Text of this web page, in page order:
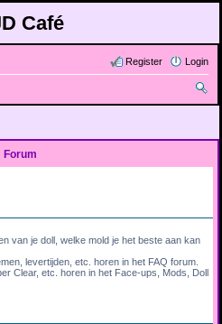
Café
Login
Register
Forum
van je doll, welke mold je het beste aan kan
levertijden, etc. horen in het FAQ forum.
Clear, etc. horen in het Face-ups, Mods, Doll